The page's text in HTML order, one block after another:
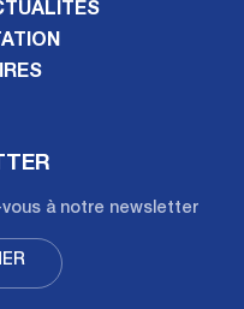
à notre newsletter